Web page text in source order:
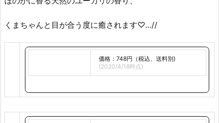
くまちゃんと目が合う度に癒されます♡…//
価格：748円（税込、送料別)
(2020/4/18時点)